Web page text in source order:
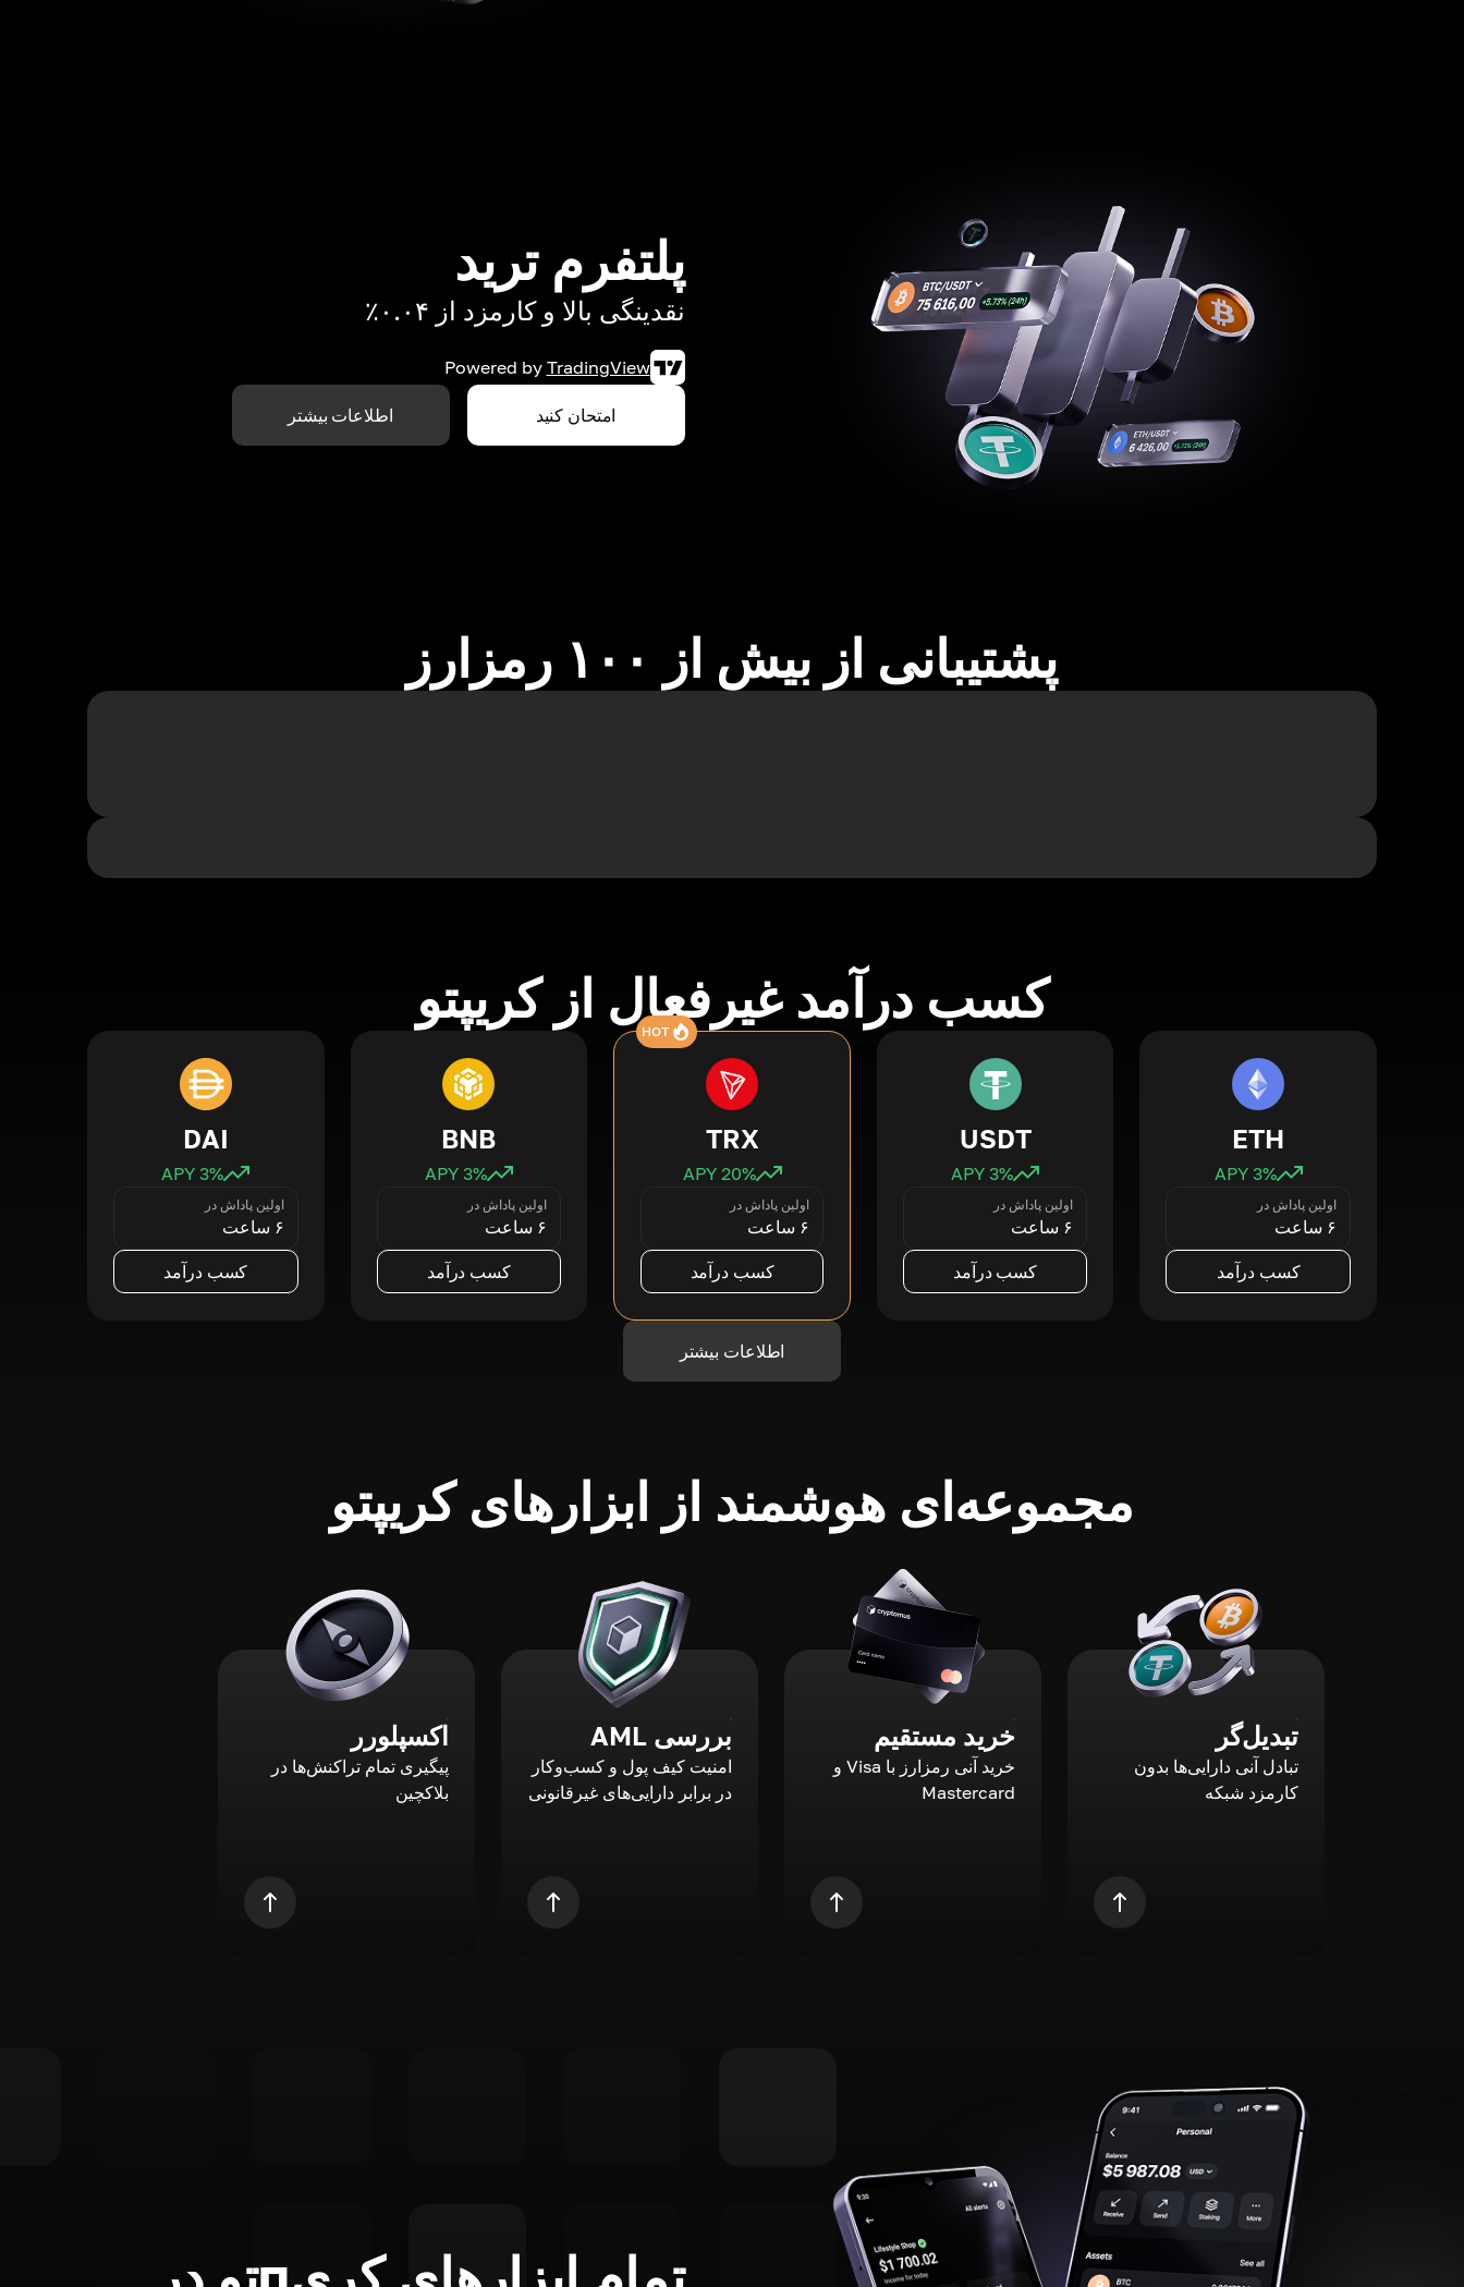
پلتفرم ترید
نقدینگی بالا و کارمزد از ۰.۰۴٪
Powered by TradingView
امتحان کنید اطلاعات بیشتر
پشتیبانی از بیش از ۱۰۰ رمزارز
کسب درآمد غیرفعال از کریپتو
ETH
3% APY
اولین پاداش در
۶ ساعت
کسب درآمد
USDT
3% APY
اولین پاداش در
۶ ساعت
کسب درآمد
HOT
TRX
20% APY
اولین پاداش در
۶ ساعت
کسب درآمد
BNB
3% APY
اولین پاداش در
۶ ساعت
کسب درآمد
DAI
3% APY
اولین پاداش در
۶ ساعت
کسب درآمد
اطلاعات بیشتر
مجموعه‌ای هوشمند از ابزارهای کریپتو
تبدیل‌گر
تبادل آنی دارایی‌ها بدون
کارمزد شبکه
خرید مستقیم
خرید آنی رمزارز با Visa و
Mastercard
بررسی AML
امنیت کیف پول و کسب‌وکار
در برابر دارایی‌های غیرقانونی
اکسپلورر
پیگیری تمام تراکنش‌ها در
بلاکچین